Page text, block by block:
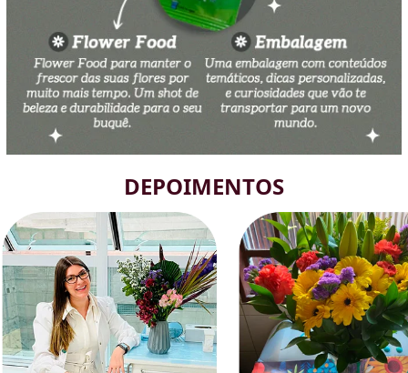
DEPOIMENTOS